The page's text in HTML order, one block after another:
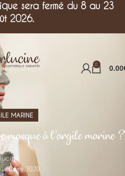
0 0.00
MARINE
masque à l’argile marine ?
octobre 2020
sera fermé du 8 au 23
2026.